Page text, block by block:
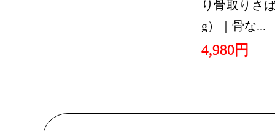
り骨取りさ
g）｜骨な...
4,980円